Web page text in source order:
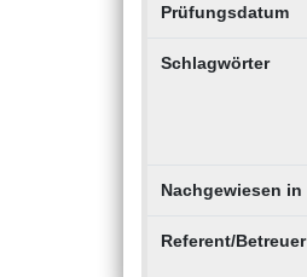
Prüfungsdatum
Schlagwörter
Nachgewiesen in
Referent/Betreuer